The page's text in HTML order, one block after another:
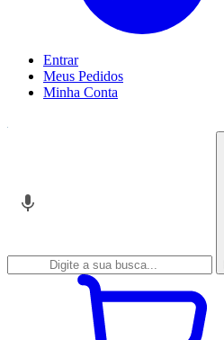
Entrar
Meus Pedidos
Minha Conta